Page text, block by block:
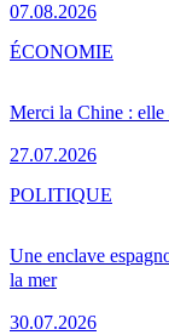
07.08.2026
Merci la Chine : elle
27.07.2026
ÉCONOMIE
Une enclave
la mer
30.07.2026
POLITIQUE